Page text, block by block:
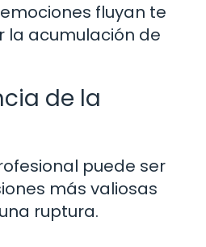
fluyan te
la acumulación de
de la
puede ser
más valiosas
ruptura.